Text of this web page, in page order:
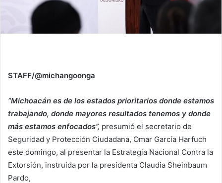
STAFF/@michangoonga
“Michoacán es de los estados prioritarios donde estamos
trabajando, donde mayores resultados tenemos y donde
más estamos enfocados”, presumió el secretario de
Seguridad y Protección Ciudadana, Omar García Harfuch
este domingo, al presentar la Estrategia Nacional Contra la
Extorsión, instruida por la presidenta Claudia Sheinbaum
Pardo,